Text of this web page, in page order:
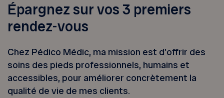
Épargnez sur vos 3 premiers
rendez-vous
Chez Pédico Médic, ma mission est d’offrir des
soins des pieds professionnels, humains et
accessibles, pour améliorer concrètement la
qualité de vie de mes clients.